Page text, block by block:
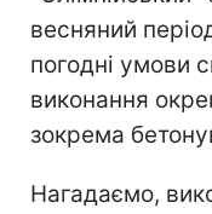
весняний
погодні умови
виконання
зокрема
Нагадаємо,